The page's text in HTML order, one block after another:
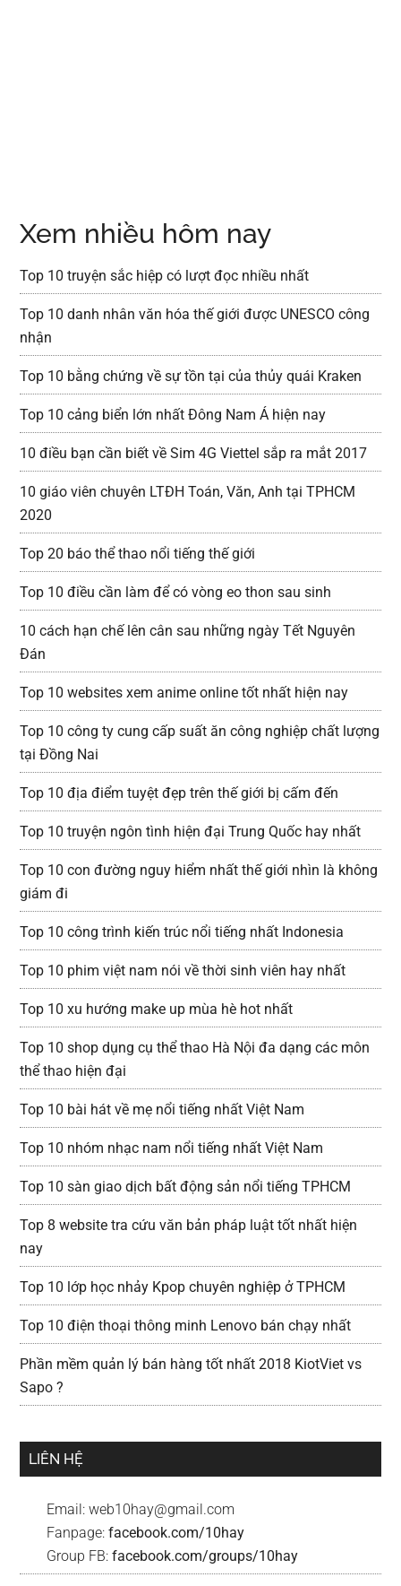
Xem nhiều hôm nay
Top 10 truyện sắc hiệp có lượt đọc nhiều nhất
Top 10 danh nhân văn hóa thế giới được UNESCO công
nhận
Top 10 bằng chứng về sự tồn tại của thủy quái Kraken
Top 10 cảng biển lớn nhất Đông Nam Á hiện nay
10 điều bạn cần biết về Sim 4G Viettel sắp ra mắt 2017
10 giáo viên chuyên LTĐH Toán, Văn, Anh tại TPHCM
2020
Top 20 báo thể thao nổi tiếng thế giới
Top 10 điều cần làm để có vòng eo thon sau sinh
10 cách hạn chế lên cân sau những ngày Tết Nguyên
Đán
Top 10 websites xem anime online tốt nhất hiện nay
Top 10 công ty cung cấp suất ăn công nghiệp chất lượng
tại Đồng Nai
Top 10 địa điểm tuyệt đẹp trên thế giới bị cấm đến
Top 10 truyện ngôn tình hiện đại Trung Quốc hay nhất
Top 10 con đường nguy hiểm nhất thế giới nhìn là không
giám đi
Top 10 công trình kiến trúc nổi tiếng nhất Indonesia
Top 10 phim việt nam nói về thời sinh viên hay nhất
Top 10 xu hướng make up mùa hè hot nhất
Top 10 shop dụng cụ thể thao Hà Nội đa dạng các môn
thể thao hiện đại
Top 10 bài hát về mẹ nổi tiếng nhất Việt Nam
Top 10 nhóm nhạc nam nổi tiếng nhất Việt Nam
Top 10 sàn giao dịch bất động sản nổi tiếng TPHCM
Top 8 website tra cứu văn bản pháp luật tốt nhất hiện
nay
Top 10 lớp học nhảy Kpop chuyên nghiệp ở TPHCM
Top 10 điện thoại thông minh Lenovo bán chạy nhất
Phần mềm quản lý bán hàng tốt nhất 2018 KiotViet vs
Sapo ?
LIÊN HỆ
Email:web10hay@gmail.com
Fanpage:facebook.com/10hay
Group FB:facebook.com/groups/10hay